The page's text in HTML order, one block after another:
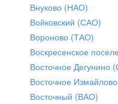
Внуково (НАО)
Войковский (САО)
Вороново (ТАО)
Воскресенское
Восточное Дегунино
Восточное
Восточный (ВАО)